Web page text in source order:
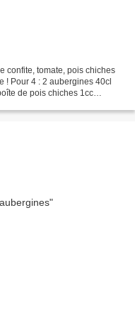
confite, tomate, pois chiches
! Pour 4 : 2 aubergines 40cl
de pois chiches 1cc